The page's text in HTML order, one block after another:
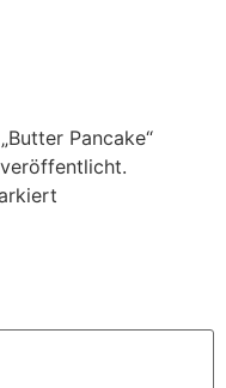
Pancake“